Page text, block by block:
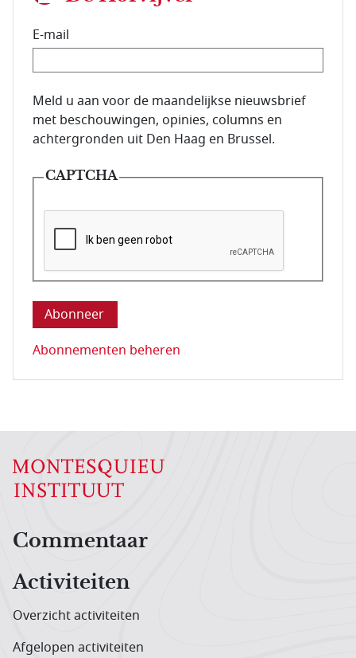
E-mail
E-mailadres van de abonnee.
Meld u aan voor de maandelijkse nieuwsbrief
met beschouwingen, opinies, columns en
achtergronden uit Den Haag en Brussel.
CAPTCHA
Deze vraag is om te controleren dat u een mens
Abonnementen beheren
Hoofdnavigatiemenu
Commentaar
Activiteiten
Overzicht activiteiten
Afgelopen activiteiten